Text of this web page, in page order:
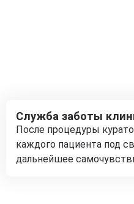
Служба заботы
После процедуры
каждого пациента под
дальнейшее